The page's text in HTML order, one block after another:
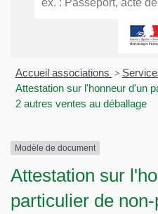
Accueil associations >
Attestation sur l'honneur d'un
2 autres ventes au déballage
Modèle de document
Attestation sur
particulier de